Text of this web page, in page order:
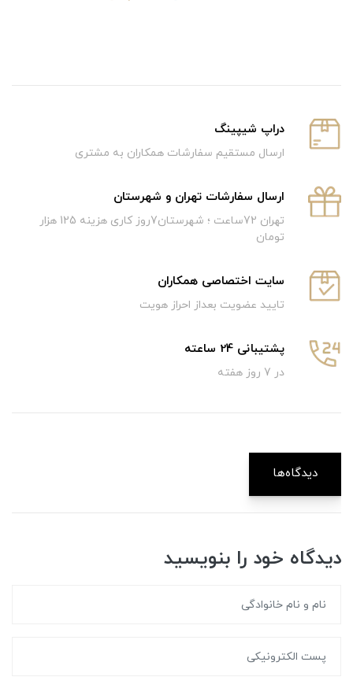
دراپ شیپینگ
ارسال مستقیم سفارشات همکاران به مشتری
ارسال سفارشات تهران و شهرستان
تهران 72ساعت ؛ شهرستان7روز کاری هزینه 125 هزار
تومان
سایت اختصاصی همکاران
تایید عضویت بعداز احراز هویت
پشتیبانی 24 ساعته
در 7 روز هفته
دیدگاه‌ها
دیدگاه خود را بنویسید